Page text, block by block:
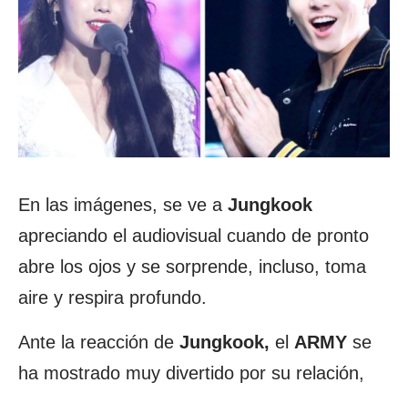
En las imágenes, se ve a Jungkook
apreciando el audiovisual cuando de pronto
abre los ojos y se sorprende, incluso, toma
aire y respira profundo.
Ante la reacción de Jungkook, el ARMY se
ha mostrado muy divertido por su relación,